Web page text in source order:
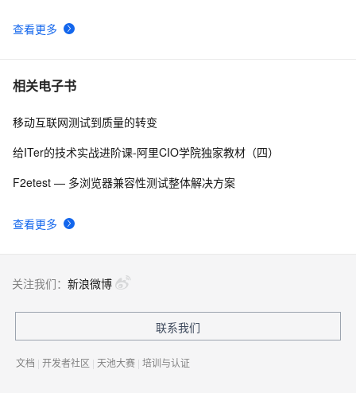
9 【实测】django测试平台的各种权限管理设计解决方案！
10
查看更多
相关电子书
查看更多
移动互联网测试到质量的转变
给ITer的技术实战进阶课-阿里CIO学院独家教材（四）
F2etest — 多浏览器兼容性测试整体解决方案
关注我们： 新浪微博
联系我们
文档 | 开发者社区 | 天池大赛 | 培训与认证